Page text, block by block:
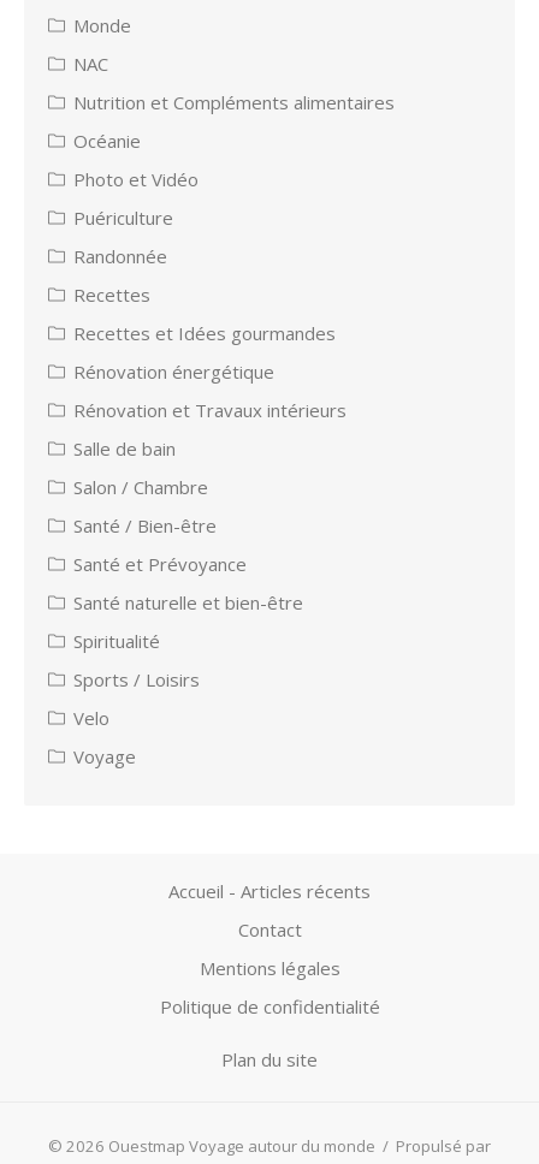
Monde
NAC
Nutrition et Compléments alimentaires
Océanie
Photo et Vidéo
Puériculture
Randonnée
Recettes
Recettes et Idées gourmandes
Rénovation énergétique
Rénovation et Travaux intérieurs
Salle de bain
Salon / Chambre
Santé / Bien-être
Santé et Prévoyance
Santé naturelle et bien-être
Spiritualité
Sports / Loisirs
Velo
Voyage
Accueil - Articles récents
Contact
Mentions légales
Politique de confidentialité
Plan du site
© 2026 Ouestmap Voyage autour du monde / Propulsé par